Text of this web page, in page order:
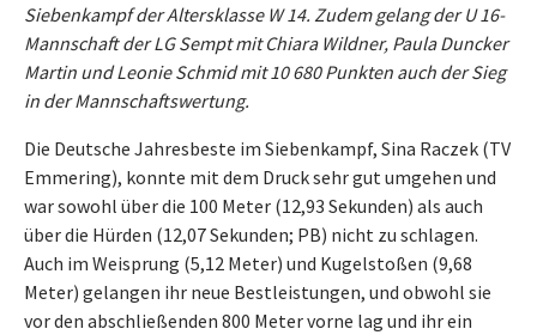
Siebenkampf der Altersklasse W 14. Zudem gelang der U 16-
Mannschaft der LG Sempt mit Chiara Wildner, Paula Duncker
Martin und Leonie Schmid mit 10 680 Punkten auch der Sieg
in der Mannschaftswertung.
Die Deutsche Jahresbeste im Siebenkampf, Sina Raczek (TV
Emmering), konnte mit dem Druck sehr gut umgehen und
war sowohl über die 100 Meter (12,93 Sekunden) als auch
über die Hürden (12,07 Sekunden; PB) nicht zu schlagen.
Auch im Weisprung (5,12 Meter) und Kugelstoßen (9,68
Meter) gelangen ihr neue Bestleistungen, und obwohl sie
vor den abschließenden 800 Meter vorne lag und ihr ein